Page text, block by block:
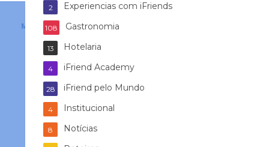
Experiencias com iFriends
2
Gastronomia
108
Hotelaria
13
iFriend Academy
4
iFriend pelo Mundo
28
Institucional
4
Notícias
8